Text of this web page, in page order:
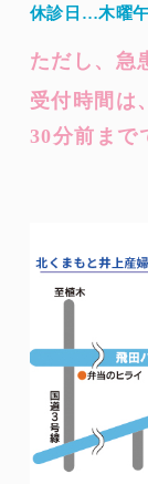
休診日…木曜
ただし、急
受付時間は
30分前まで